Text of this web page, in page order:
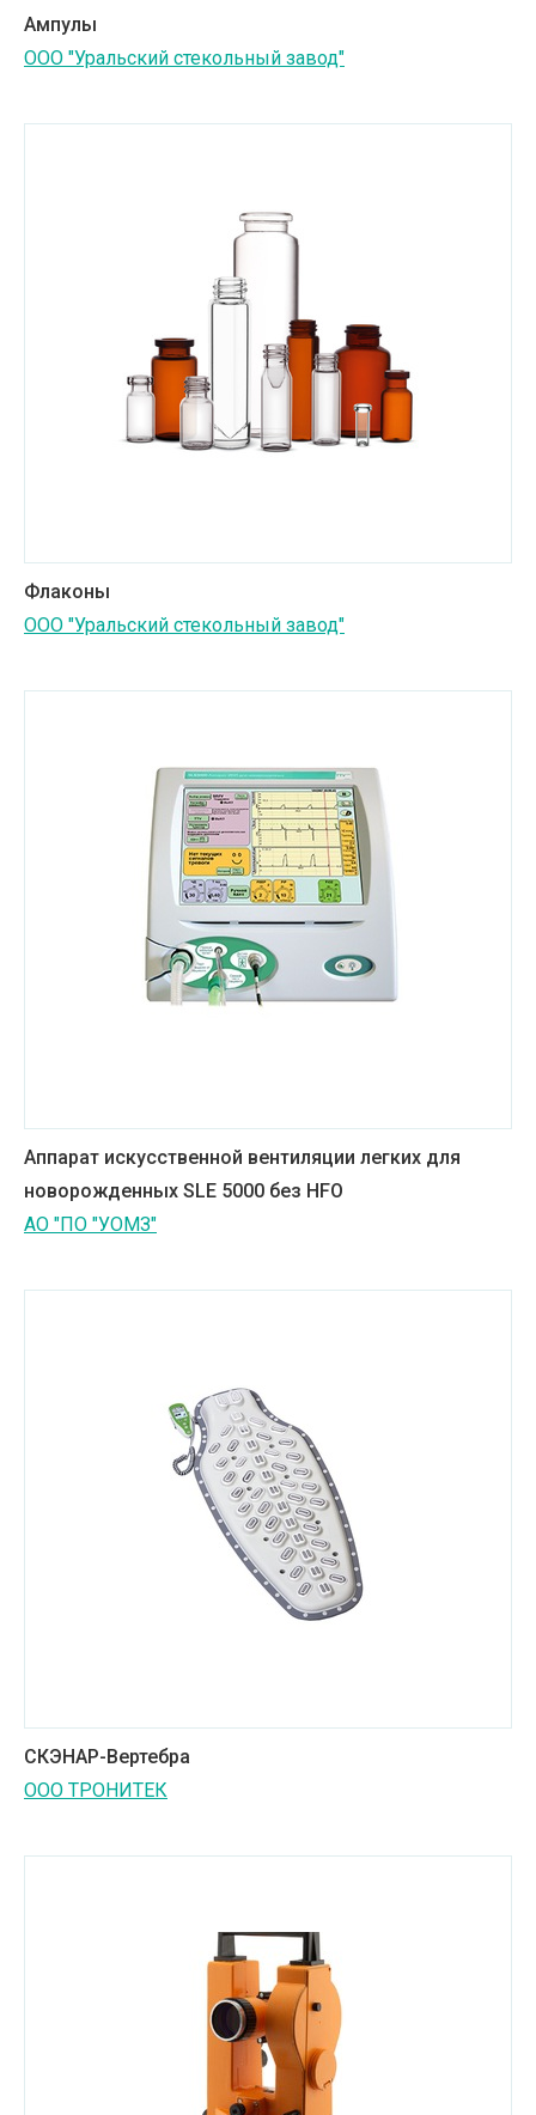
Ампулы
ООО "Уральский стекольный завод"
Флаконы
ООО "Уральский стекольный завод"
Аппарат искусственной вентиляции легких для
новорожденных SLE 5000 без HFO
АО "ПО "УОМЗ"
СКЭНАР-Вертебра
ООО ТРОНИТЕК